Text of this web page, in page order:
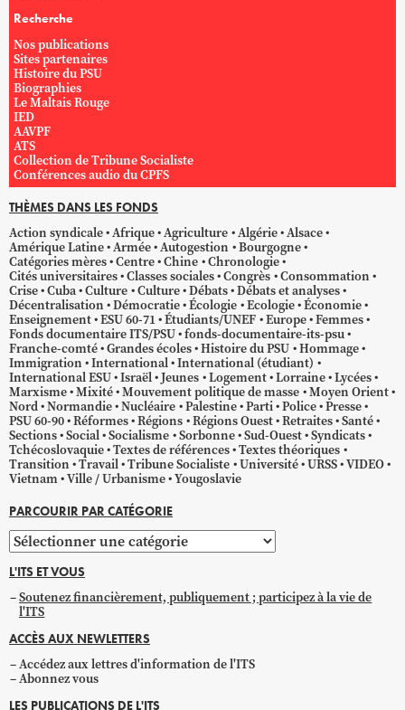
Recherche
Nos publications
Sites partenaires
Histoire du PSU
Biographies
Le Maltais Rouge
IED
AAVPF
ATS
Collection de Tribune Socialiste
Conférences audio du CPFS
THÈMES DANS LES FONDS
Action syndicale Afrique Agriculture Algérie Alsace
Amérique Latine Armée Autogestion
Bourgogne
Catégories mères Centre Chine Chronologie
Cités universitaires Classes sociales Congrès Consommation
Crise Cuba Culture Culture Débats Débats et analyses
Décentralisation Démocratie Écologie Ecologie Économie
Enseignement ESU 60-71 Étudiants/UNEF Europe Femmes
Fonds documentaire ITS/PSU fonds-documentaire-its-psu
Franche-comté Grandes écoles Histoire du PSU Hommage
Immigration International International (étudiant)
International ESU Israël Jeunes Logement Lorraine Lycées
Marxisme Mixité Mouvement politique de masse Moyen Orient
Nord Normandie Nucléaire Palestine Parti Police Presse
PSU 60-90 Réformes Régions Régions Ouest Retraites Santé
Sections Social Socialisme Sorbonne Sud-Ouest Syndicats
Tchécoslovaquie Textes de références Textes théoriques
Transition Travail Tribune Socialiste Université URSS VIDEO
Vietnam Ville / Urbanisme Yougoslavie
PARCOURIR PAR CATÉGORIE
Parcourir
par
catégorie
L'ITS ET VOUS
Soutenez financièrement, publiquement ; participez à la vie de
l'ITS
ACCÈS AUX NEWLETTERS
Accédez aux lettres d'information de l'ITS
Abonnez vous
LES PUBLICATIONS DE L'ITS